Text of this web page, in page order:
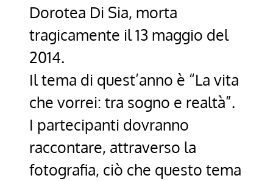
Dorotea Di Sia, morta
tragicamente il 13 maggio del
2014.
Il tema di quest’anno è “La vita
che vorrei: tra sogno e realtà”.
I partecipanti dovranno
raccontare, attraverso la
fotografia, ciò che questo tema